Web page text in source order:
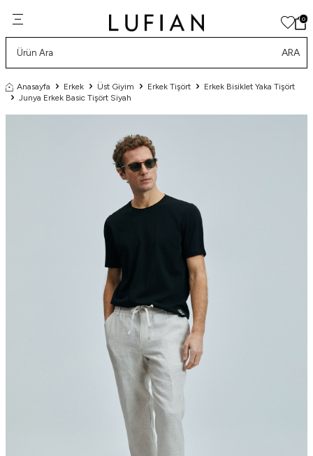
0
ARA
Anasayfa Erkek Üst Giyim Erkek Tişört
Erkek Bisiklet Yaka Tişört
Junya Erkek Basic Tişört Siyah